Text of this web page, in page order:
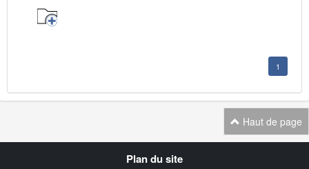
1
Haut de page
Plan du site